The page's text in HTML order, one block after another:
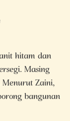
hitam dan
Masing
Zaini,
bangunan